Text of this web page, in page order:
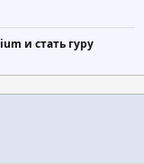
и стать гуру